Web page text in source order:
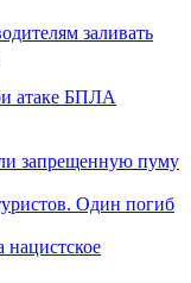
заливать
атаке БПЛА
запрещенную пуму
Один погиб
нацистское